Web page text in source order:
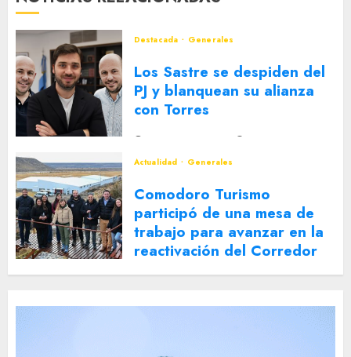
Destacada Generales
Los Sastre se despiden del
PJ y blanquean su alianza
con Torres
Actualidad
Generales
Comodoro Turismo
participó de una mesa de
trabajo para avanzar en la
reactivación del Corredor
Turístico Integrado